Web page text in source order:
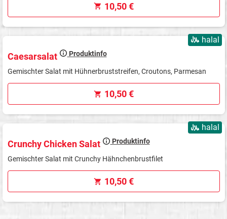
10,50 €
halal
Caesarsalat Produktinfo
Gemischter Salat mit Hühnerbruststreifen, Croutons, Parmesan
10,50 €
halal
Crunchy Chicken Salat Produktinfo
Gemischter Salat mit Crunchy Hähnchenbrustfilet
10,50 €